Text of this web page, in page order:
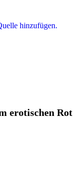
hinzufügen.
erotischen Rot